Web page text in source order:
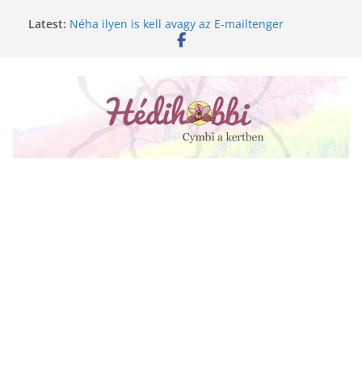
Latest: A lepkeorchidea és a fűtésszezon
Néha ilyen is kell avagy az E-mailtenger
Növényápolási tippek, amiket jobb, ha elfelejtesz